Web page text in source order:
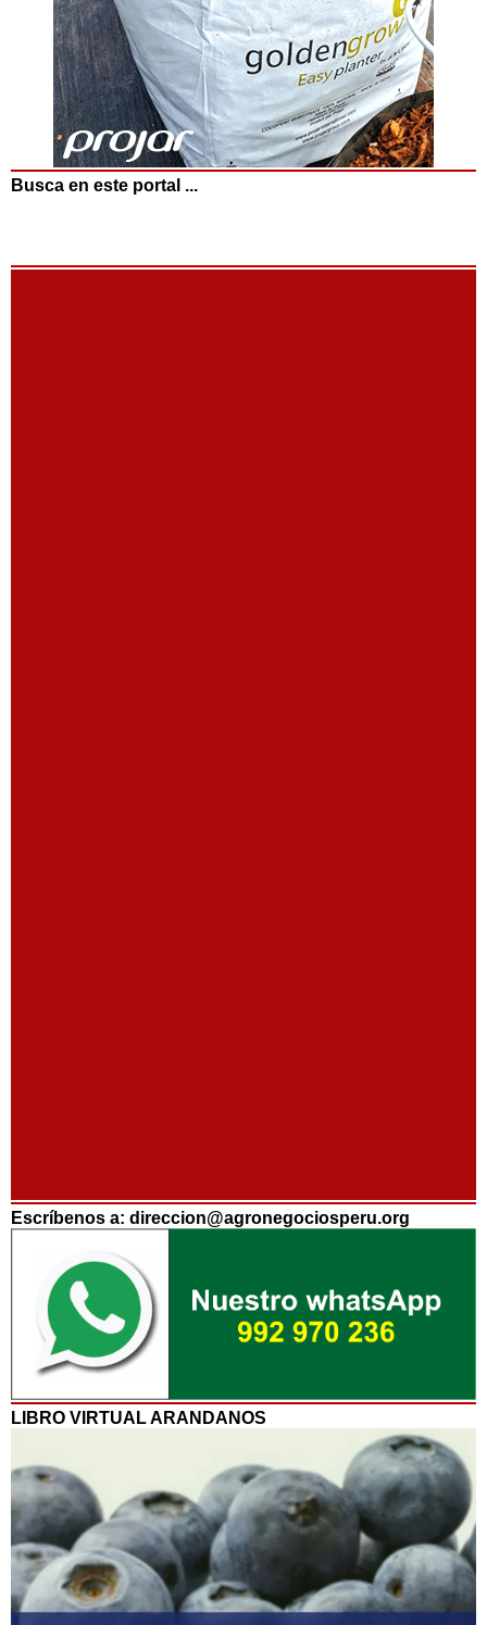
Busca en este portal ...
Escríbenos a: direccion@agronegociosperu.org
LIBRO VIRTUAL ARANDANOS